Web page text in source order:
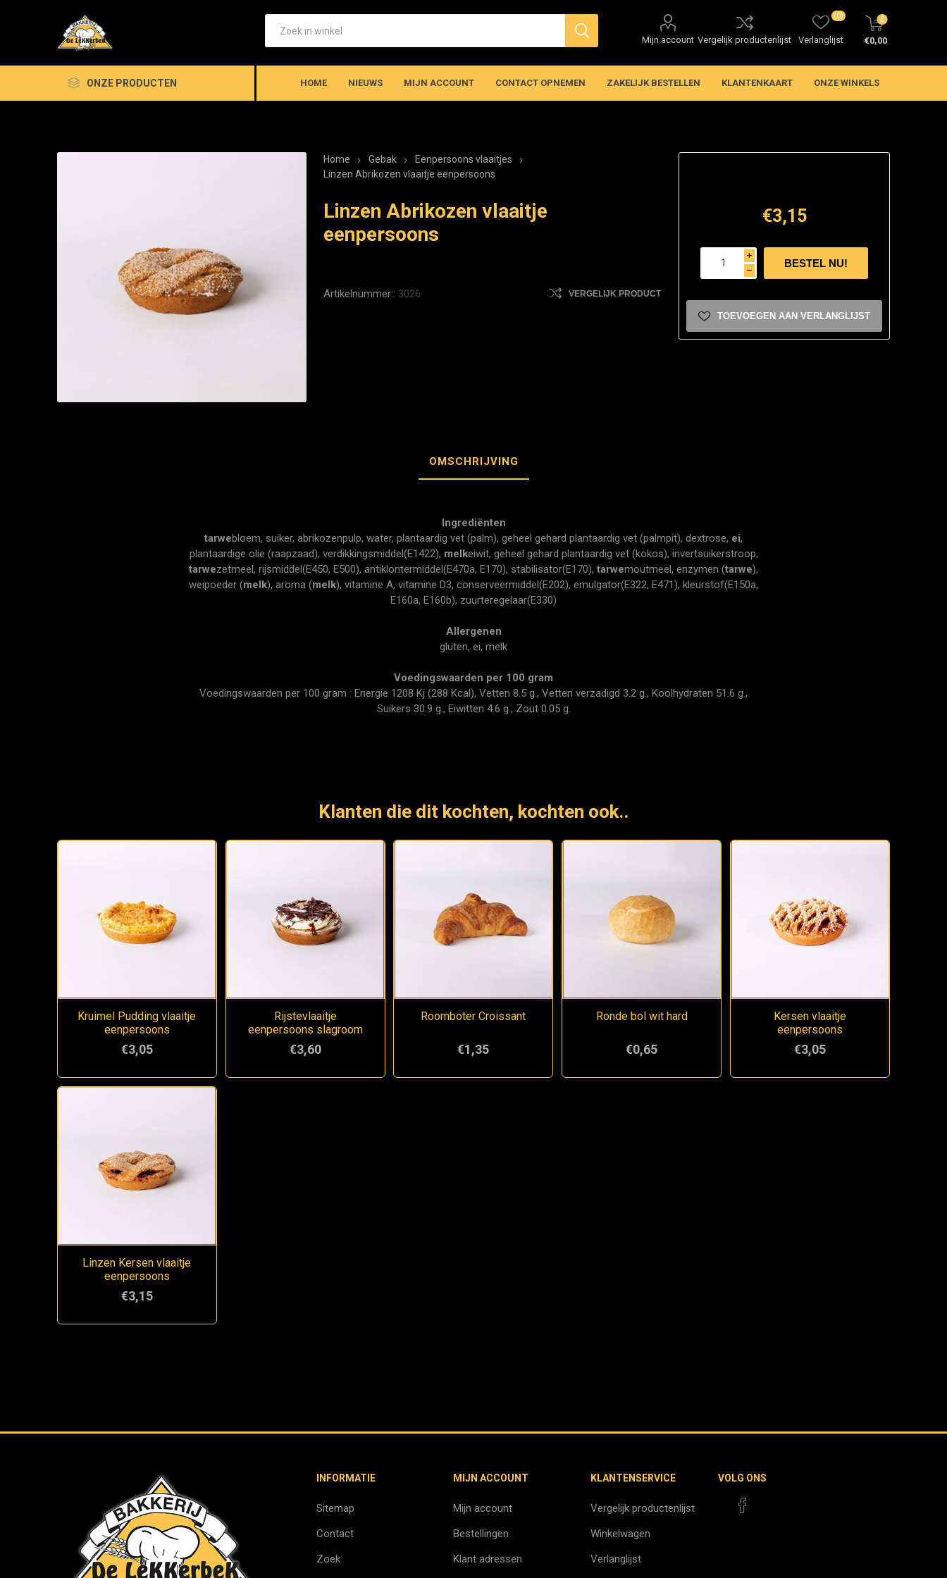
Mijn account Vergelijk productenlijst Verlanglijst
(0) 0
€0,00
ONZE PRODUCTEN HOME NIEUWS MIJN ACCOUNT CONTACT OPNEMEN ZAKELIJK BESTELLEN KLANTENKAART ONZE WINKELS
Home Gebak
Eenpersoons vlaaitjes
Linzen Abrikozen vlaaitje eenpersoons
Linzen Abrikozen vlaaitje
eenpersoons
VERGELIJK PRODUCT
Artikelnummer:: 3026
€3,15
i
h
TOEVOEGEN AAN VERLANGLIJST
OMSCHRIJVING
Ingrediënten
tarwebloem, suiker, abrikozenpulp, water, plantaardig vet (palm), geheel gehard plantaardig vet (palmpit), dextrose, ei,
plantaardige olie (raapzaad), verdikkingsmiddel(E1422), melkeiwit, geheel gehard plantaardig vet (kokos), invertsuikerstroop,
tarwezetmeel, rijsmiddel(E450, E500), antiklontermiddel(E470a, E170), stabilisator(E170), tarwemoutmeel, enzymen (tarwe),
weipoeder (melk), aroma (melk), vitamine A, vitamine D3, conserveermiddel(E202), emulgator(E322, E471), kleurstof(E150a,
E160a, E160b), zuurteregelaar(E330)
Allergenen
gluten, ei, melk
Voedingswaarden per 100 gram
Voedingswaarden per 100 gram : Energie 1208 Kj (288 Kcal), Vetten 8.5 g., Vetten verzadigd 3.2 g., Koolhydraten 51.6 g.,
Suikers 30.9 g., Eiwitten 4.6 g., Zout 0.05 g.
Klanten die dit kochten, kochten ook..
Kruimel Pudding vlaaitje
eenpersoons
€3,05
Rijstevlaaitje
eenpersoons slagroom
€3,60
Roomboter Croissant
€1,35
Ronde bol wit hard
€0,65
Kersen vlaaitje
eenpersoons
€3,05
Linzen Kersen vlaaitje
eenpersoons
€3,15
INFORMATIE
Sitemap
Contact
Zoek
MIJN ACCOUNT
Mijn account
Bestellingen
Klant adressen
KLANTENSERVICE
Vergelijk productenlijst
Winkelwagen
Verlanglijst
VOLG ONS